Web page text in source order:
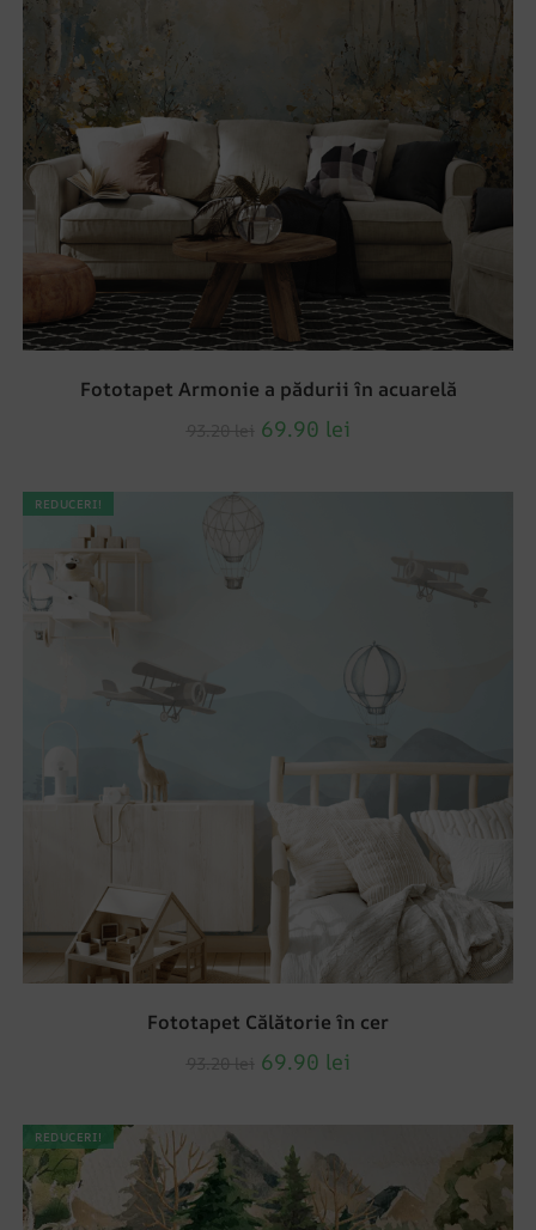
Fototapet Armonie a pădurii în acuarelă
69.90 lei
REDUCERI!
Fototapet Călătorie în cer
69.90 lei
REDUCERI!